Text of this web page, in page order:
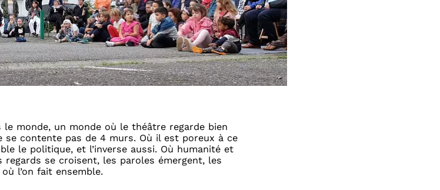
monde, un monde où le théâtre regarde bien
contente pas de 4 murs. Où il est poreux à ce
le politique, et l’inverse aussi. Où humanité et
se croisent, les paroles émergent, les
l’on fait ensemble.